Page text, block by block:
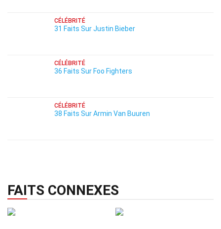
CÉLÉBRITÉ
31 Faits Sur Justin Bieber
CÉLÉBRITÉ
36 Faits Sur Foo Fighters
CÉLÉBRITÉ
38 Faits Sur Armin Van Buuren
FAITS CONNEXES